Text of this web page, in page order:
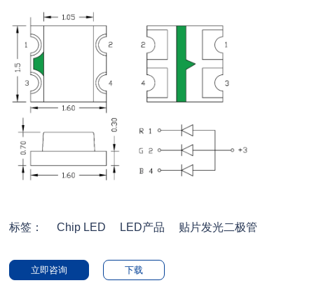
标签： Chip LED LED产品 贴片发光二极管
立即咨询 下载